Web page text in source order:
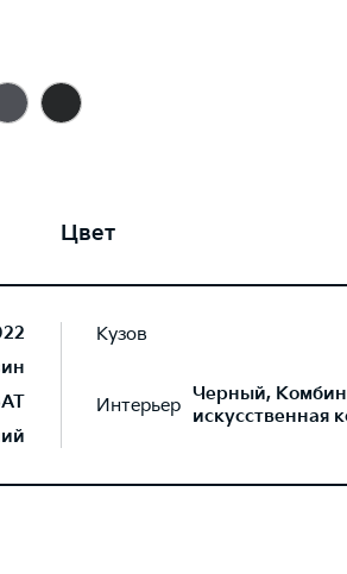
Цвет
Кузов
Интерьер Черный,
искусственная